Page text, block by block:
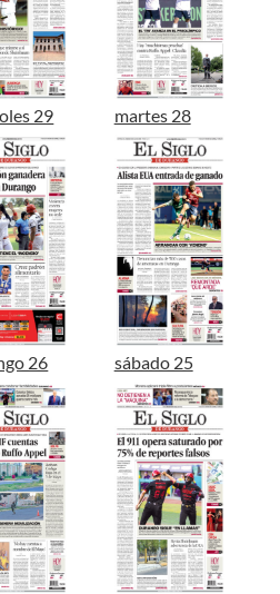
29 martes 28
26 sábado 25